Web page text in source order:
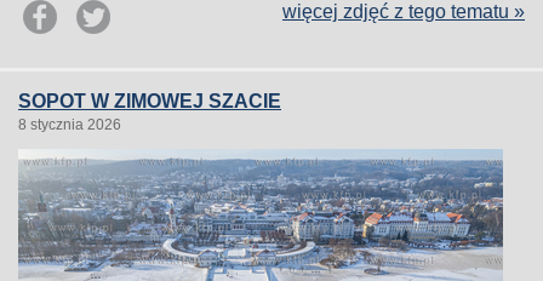
więcej zdjęć z tego tematu »
SOPOT W ZIMOWEJ SZACIE
8 stycznia 2026